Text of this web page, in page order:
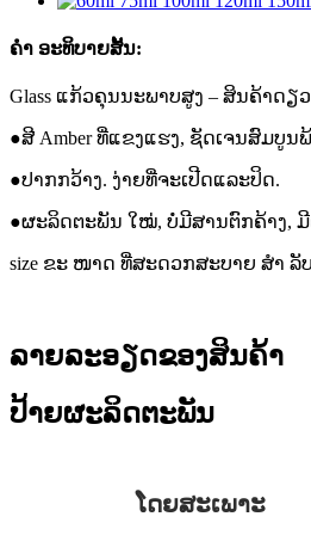
ຄຳ ອະທິບາຍສັ້ນ:
Glass ແກ້ວຄຸນນະພາບສູງ – ສິນຄ້າດ
●ສີ Amber ທີ່ແຂງແຮງ, ຊັດເຈນສົມບູ
●ປາກກວ້າງ. ງ່າຍທີ່ຈະເປີດແລະປິດ.
●ຜະລິດຕະພັນ ໃໝ່, ບໍ່ມີສານຕົກຄ້າງ,
size ຂະ ໜາດ ທີ່ສະດວກສະບາຍ ສຳ ລັ
ລາຍລະອຽດຂອງສິນຄ້າ
ປ້າຍຜະລິດຕະພັນ
ໂດຍສະເພາະ